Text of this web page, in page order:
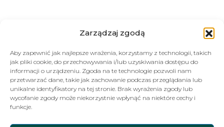
Zarządzaj zgodą
Aby zapewnić jak najlepsze wrażenia, korzystamy z technologii, takich
jak pliki cookie, do przechowywania i/lub uzyskiwania dostępu do
informacji o urządzeniu. Zgoda na te technologie pozwoli nam
przetwarzać dane, takie jak zachowanie podczas przeglądania lub
unikalne identyfikatory na tej stronie. Brak wyrażenia zgody lub
wycofanie zgody może niekorzystnie wpłynąć na niektóre cechy i
funkcje.
AMBRE RESIDENCE
Zapraszamy do kontaktu i odwiedzania naszych